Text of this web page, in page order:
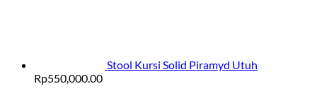
Stool Kursi Solid Piramyd Utuh
Rp550,000.00